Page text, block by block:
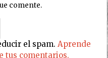
comente.
el spam. Aprende
tus comentarios.